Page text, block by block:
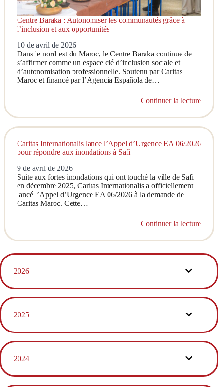
Centre Baraka : Autonomiser les communautés grâce à
l’inclusion et aux opportunités
10 de avril de 2026
Dans le nord-est du Maroc, le Centre Baraka continue de
s’affirmer comme un espace clé d’inclusion sociale et
d’autonomisation professionnelle. Soutenu par Caritas
Maroc et financé par l’Agencia Española de…
Continuer la lecture
Caritas Internationalis lance l’Appel d’Urgence EA 06/2026
pour répondre aux inondations à Safi
9 de avril de 2026
Suite aux fortes inondations qui ont touché la ville de Safi
en décembre 2025, Caritas Internationalis a officiellement
lancé l’Appel d’Urgence EA 06/2026 à la demande de
Caritas Maroc. Cette…
Continuer la lecture
2026
2025
2024